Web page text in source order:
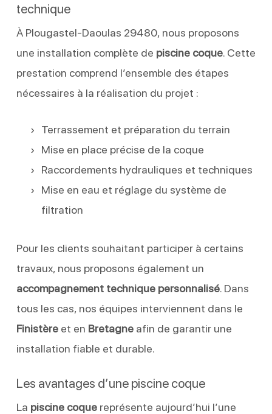
technique
À Plougastel-Daoulas 29480, nous proposons
une installation complète de piscine coque. Cette
prestation comprend l’ensemble des étapes
nécessaires à la réalisation du projet :
Terrassement et préparation du terrain
Mise en place précise de la coque
Raccordements hydrauliques et techniques
Mise en eau et réglage du système de
filtration
Pour les clients souhaitant participer à certains
travaux, nous proposons également un
accompagnement technique personnalisé. Dans
tous les cas, nos équipes interviennent dans le
Finistèreet en Bretagneafin de garantir une
installation fiable et durable.
Les avantages d’une piscine coque
La piscine coquereprésente aujourd’hui l’une